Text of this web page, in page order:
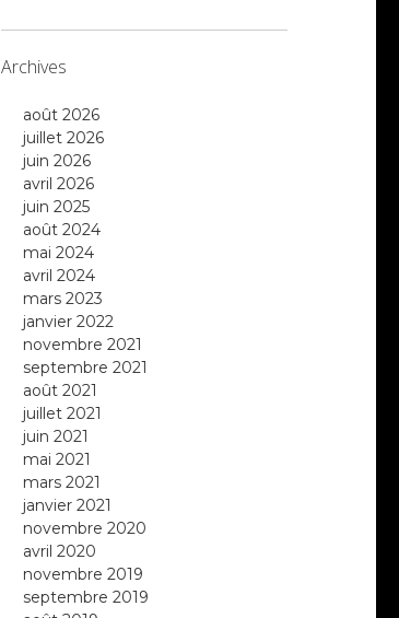
Archives
août 2026
juillet 2026
juin 2026
avril 2026
juin 2025
août 2024
mai 2024
avril 2024
mars 2023
janvier 2022
novembre 2021
septembre 2021
août 2021
juillet 2021
juin 2021
mai 2021
mars 2021
janvier 2021
novembre 2020
avril 2020
novembre 2019
septembre 2019